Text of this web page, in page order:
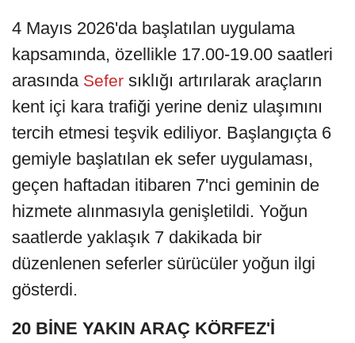
4 Mayıs 2026'da başlatılan uygulama
kapsamında, özellikle 17.00-19.00 saatleri
arasında Sefer sıklığı artırılarak araçların
kent içi kara trafiği yerine deniz ulaşımını
tercih etmesi teşvik ediliyor. Başlangıçta 6
gemiyle başlatılan ek sefer uygulaması,
geçen haftadan itibaren 7'nci geminin de
hizmete alınmasıyla genişletildi. Yoğun
saatlerde yaklaşık 7 dakikada bir
düzenlenen seferler sürücüler yoğun ilgi
gösterdi.
20 BİNE YAKIN ARAÇ KÖRFEZ'İ